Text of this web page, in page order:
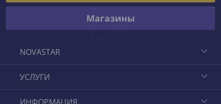
NOVASTAR
УСЛУГИ
Магазины